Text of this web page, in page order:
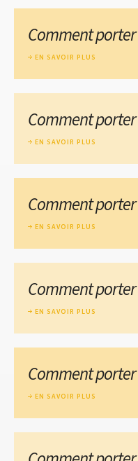
Comment porter
EN SAVOIR PLUS
Comment porter
EN SAVOIR PLUS
Comment porter
EN SAVOIR PLUS
Comment porter
EN SAVOIR PLUS
Comment porter
EN SAVOIR PLUS